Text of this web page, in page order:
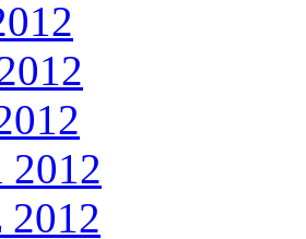
2012